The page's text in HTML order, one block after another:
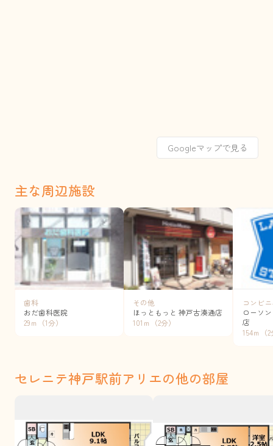
Googleマップで見る
主な周辺施設
歯科
おだ歯科医院
29ｍ（1分）
その他
ほっともっと 神戸古湊通店
101ｍ（2分）
コンビ
ローソ
店
154ｍ（
セレニテ神戸駅前アリエの他の部屋